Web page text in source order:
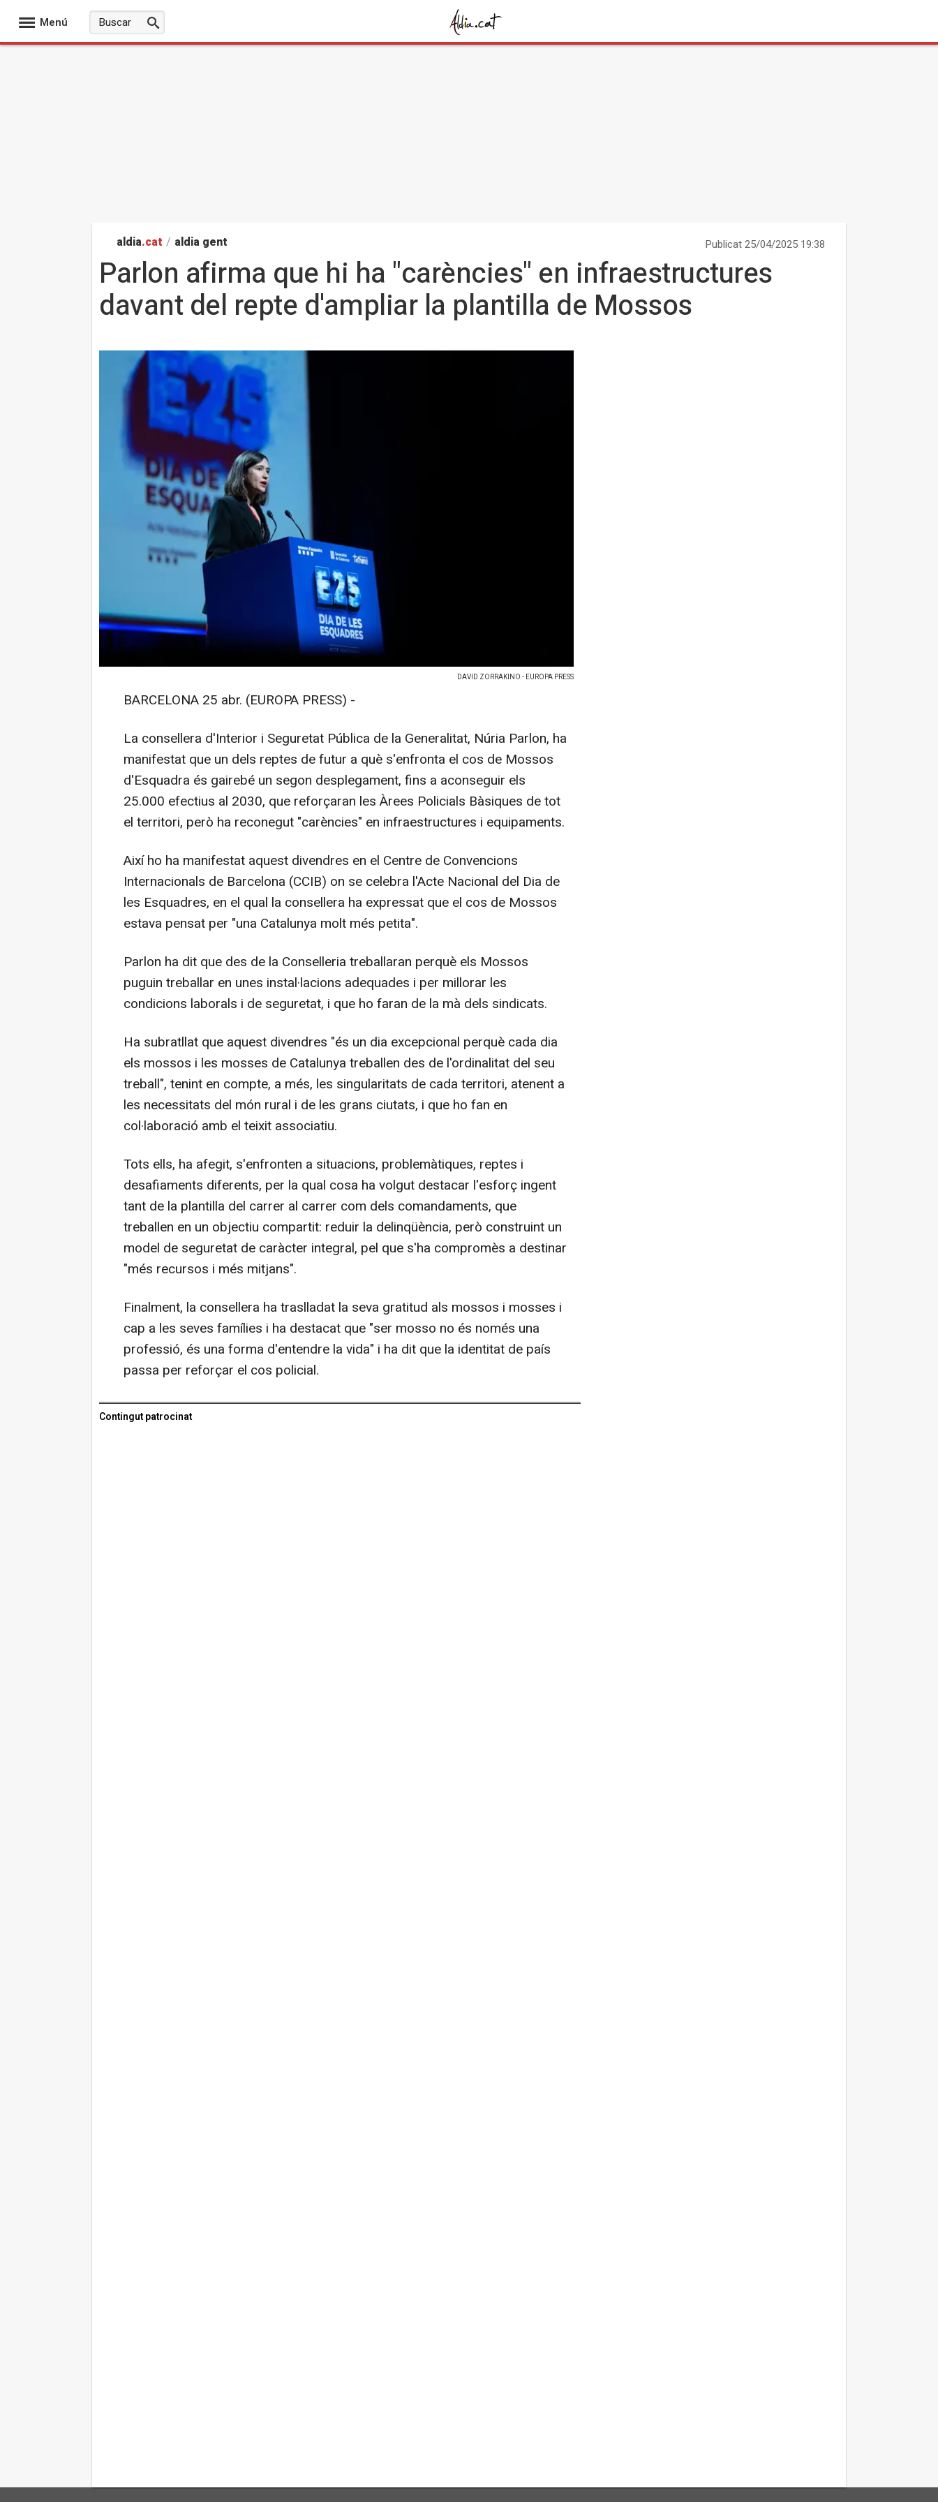
Menú
aldia.cat / aldia gent Publicat 25/04/2025 19:38
Parlon afirma que hi ha "carències" en infraestructures
davant del repte d'ampliar la plantilla de Mossos
DAVID ZORRAKINO - EUROPA PRESS
BARCELONA 25 abr. (EUROPA PRESS) -
La consellera d'Interior i Seguretat Pública de la Generalitat, Núria Parlon, ha
manifestat que un dels reptes de futur a què s'enfronta el cos de Mossos
d'Esquadra és gairebé un segon desplegament, fins a aconseguir els
25.000 efectius al 2030, que reforçaran les Àrees Policials Bàsiques de tot
el territori, però ha reconegut "carències" en infraestructures i equipaments.
Així ho ha manifestat aquest divendres en el Centre de Convencions
Internacionals de Barcelona (CCIB) on se celebra l'Acte Nacional del Dia de
les Esquadres, en el qual la consellera ha expressat que el cos de Mossos
estava pensat per "una Catalunya molt més petita".
Parlon ha dit que des de la Conselleria treballaran perquè els Mossos
puguin treballar en unes instal·lacions adequades i per millorar les
condicions laborals i de seguretat, i que ho faran de la mà dels sindicats.
Ha subratllat que aquest divendres "és un dia excepcional perquè cada dia
els mossos i les mosses de Catalunya treballen des de l'ordinalitat del seu
treball", tenint en compte, a més, les singularitats de cada territori, atenent a
les necessitats del món rural i de les grans ciutats, i que ho fan en
col·laboració amb el teixit associatiu.
Tots ells, ha afegit, s'enfronten a situacions, problemàtiques, reptes i
desafiaments diferents, per la qual cosa ha volgut destacar l'esforç ingent
tant de la plantilla del carrer al carrer com dels comandaments, que
treballen en un objectiu compartit: reduir la delinqüència, però construint un
model de seguretat de caràcter integral, pel que s'ha compromès a destinar
"més recursos i més mitjans".
Finalment, la consellera ha traslladat la seva gratitud als mossos i mosses i
cap a les seves famílies i ha destacat que "ser mosso no és només una
professió, és una forma d'entendre la vida" i ha dit que la identitat de país
passa per reforçar el cos policial.
Contingut patrocinat